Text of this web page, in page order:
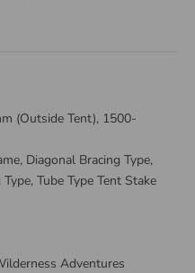
(Outside Tent), 1500-
Diagonal Bracing Type,
Tube Type Tent Stake
Adventures